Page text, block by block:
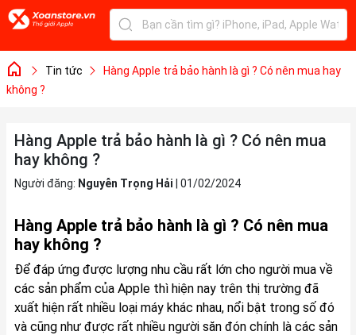
Tin tức
Hàng Apple trả bảo hành là gì ? Có nên mua hay
không ?
Hàng Apple trả bảo hành là gì ? Có nên mua
hay không ?
Người đăng: Nguyễn Trọng Hải 01/02/2024
Hàng Apple trả bảo hành là gì ? Có nên mua
hay không ?
Để đáp ứng được lượng nhu cầu rất lớn cho người mua về
các sản phẩm của Apple thì hiện nay trên thị trường đã
xuất hiện rất nhiều loại máy khác nhau, nổi bật trong số đó
và cũng như được rất nhiều người săn đón chính là các sản